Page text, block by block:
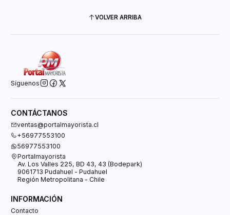
VOLVER ARRIBA
Síguenos
CONTÁCTANOS
ventas@portalmayorista.cl
+56977553100
56977553100
Portalmayorista
Av. Los Valles 225, BD 43, 43 (Bodepark)
9061713 Pudahuel - Pudahuel
Región Metropolitana - Chile
INFORMACIÓN
Contacto